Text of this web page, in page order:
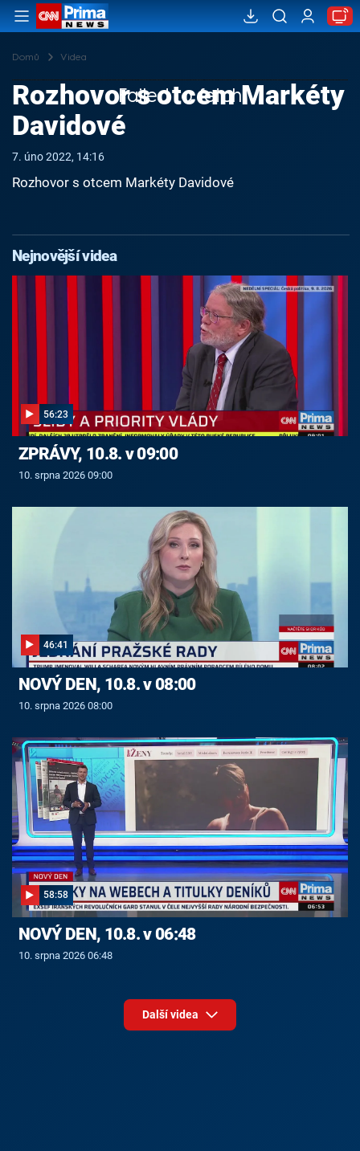
Domů Videa
Failed to fetch
Rozhovor s otcem Markéty
Davidové
7. úno 2022, 14:16
Rozhovor s otcem Markéty Davidové
Nejnovější videa
56:23
ZPRÁVY, 10.8. v 09:00
10. srpna 2026 09:00
46:41
NOVÝ DEN, 10.8. v 08:00
10. srpna 2026 08:00
58:58
NOVÝ DEN, 10.8. v 06:48
10. srpna 2026 06:48
Další videa